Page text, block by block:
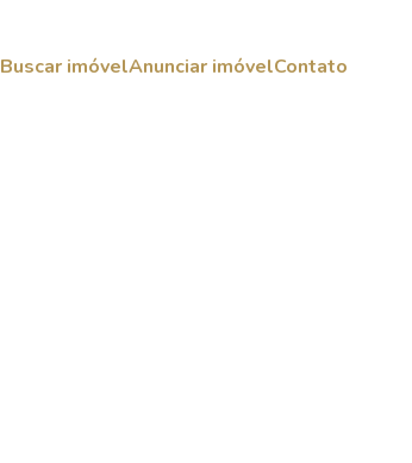
Buscar imóvelAnunciar imóvelContato